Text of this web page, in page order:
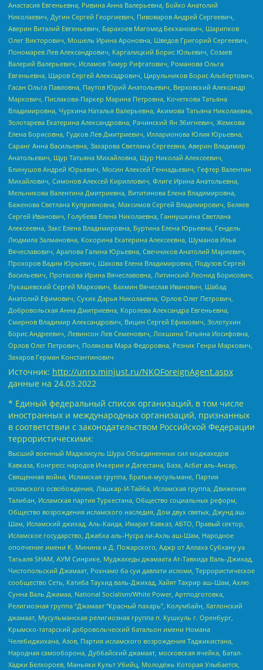
Анастасия Евгеньевна, Ривина Анна Валерьевна, Бойко Анатолий
Николаевич, Дугин Сергей Георгиевич, Пивоваров Андрей Сергеевич,
Аверин Виталий Евгеньевич, Барахоев Магомед Бекханович, Шарипков
Олег Викторович, Мошель Ирина Ароновна, Шведов Григорий Сергеевич,
Пономарев Лев Александрович, Каргалицкий Борис Юльевич, Созаев
Валерий Валерьевич, Исламов Тимур Рифгатович, Романова Ольга
Евгеньевна, Щаров Сергей Алексадрович, Цирульников Борис Альбертович,
Гасан Ольга Павловна, Паутов Юрий Анатольевич, Верховский Александр
Маркович, Пислакова-Паркер Марина Петровна, Кочеткова Татьяна
Владимировна, Чуркина Наталья Валерьевна, Акимова Татьяна Николаевна,
Золотарева Екатерина Александровна, Рачинский Ян Збигневич, Жемкова
Елена Борисовна, Гудков Лев Дмитриевич, Илларионова Юлия Юрьевна,
Саранг Анна Васильевна, Захарова Светлана Сергеевна, Аверин Владимир
Анатольевич, Щур Татьяна Михайловна, Щур Николай Алексеевич,
Блинушов Андрей Юрьевич, Мосин Алексей Геннадьевич, Гефтер Валентин
Михайлович, Симонов Алексей Кириллович, Флиге Ирина Анатольевна,
Мельникова Валентина Дмитриевна, Вититинова Елена Владимировна,
Баженова Светлана Куприяновна, Максимов Сергей Владимирович, Беляев
Сергей Иванович, Голубева Елена Николаевна, Ганнушкина Светлана
Алексеевна, Закс Елена Владимировна, Буртина Елена Юрьевна, Гендель
Людмила Залмановна, Кокорина Екатерина Алексеевна, Шуманов Илья
Вячеславович, Арапова Галина Юрьевна, Свечников Анатолий Мариевич,
Прохоров Вадим Юрьевич, Шахова Елена Владимировна, Подузов Сергей
Васильевич, Протасова Ирина Вячеславовна, Литинский Леонид Борисович,
Лукашевский Сергей Маркович, Бахмин Вячеслав Иванович, Шабад
Анатолий Ефимович, Сухих Дарья Николаевна, Орлов Олег Петрович,
Добровольская Анна Дмитриевна, Королева Александра Евгеньевна,
Смирнов Владимир Александрович, Вицин Сергей Ефимович, Золотухин
Борис Андреевич, Левинсон Лев Семенович, Локшина Татьяна Иосифовна,
Орлов Олег Петрович, Полякова Мара Федоровна, Резник Генри Маркович,
Захаров Герман Константинович
Источник: http://unro.minjust.ru/NKOForeignAgent.aspx
данные на 24.03.2022
* Единый федеральный список организаций, в том числе
иностранных и международных организаций, признанных
в соответствии с законодательством Российской Федерации
террористическими:
Высший военный Маджлисуль Шура Объединенных сил моджахедов
Кавказа, Конгресс народов Ичкерии и Дагестана, База, Асбат аль-Ансар,
Священная война, Исламская группа, Братья-мусульмане, Партия
исламского освобождения, Лашкар-И-Тайба, Исламская группа, Движение
Талибан, Исламская партия Туркестана, Общество социальных реформ,
Общество возрождения исламского наследия, Дом двух святых, Джунд аш-
Шам, Исламский джихад, Аль-Каида, Имарат Кавказ, АБТО, Правый сектор,
Исламское государство, Джабха аль-Нусра ли-Ахль аш-Шам, Народное
ополчение имени К. Минина и Д. Пожарского, Аджр от Аллаха Субхану уа
Тагьаля SHAM, АУМ Синрике, Муджахеды джамаата Ат-Тавхида Валь-Джихад,
Чистопольский Джамаат, Рохнамо ба суи давлати исломи, Террористическое
сообщество Сеть, Катиба Таухид валь-Джихад, Хайят Тахрир аш-Шам, Ахлю
Сунна Валь Джамаа, National Socialism/White Power, Артподготовка,
Религиозная группа “Джамаат “Красный пахарь”, Колумбайн, Хатлонский
джамаат, Мусульманская религиозная группа п. Кушкуль г. Оренбург,
Крымско-татарский добровольческий батальон имени Номана
Челебиджихана, Азов, Партия исламского возрождения Таджикистана,
Народная самооборона, Дуббайский джамаат, московская ячейка, Батал-
Хаджи Белхороев, Маньяки Культ Убийц, Молодёжь Которая Улыбается,